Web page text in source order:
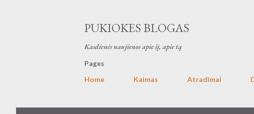
PUKIOKES BLOGAS
Kasdienės naujienos apie šį, apie tą
Pages
Home
Kaimas Atradimai